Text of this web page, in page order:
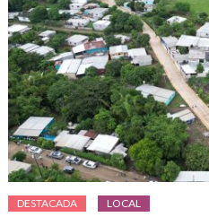
DESTACADA LOCAL